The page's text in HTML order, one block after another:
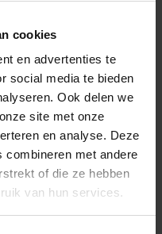
cookies
en advertenties te
social media te bieden
Ook delen we
site met onze
en analyse. Deze
combineren met andere
of die ze hebben
van hun services.